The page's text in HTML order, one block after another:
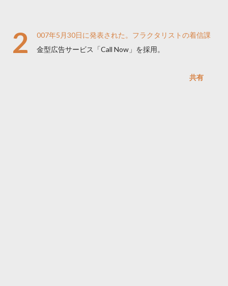
2
007年5月30日に発表された。フラクタリストの着信課
金型広告サービス「Call Now」を採用。
共有